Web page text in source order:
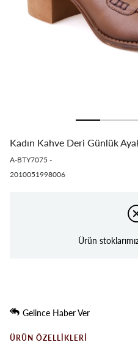
Kadın Kahve Deri Günlük
A-BTY7075 -
2010051998006
Ürün
Gelince Haber Ver
ÜRÜN ÖZELLIKLERI